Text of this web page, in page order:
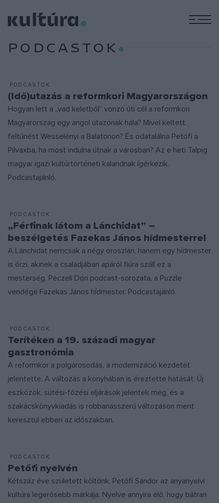
PODCASTOK
PODCASTOK
(Idő)utazás a reformkori Magyarországon
Hogyan lett a „vad keletből” vonzó úti cél a reformkori
Magyarország egy angol útazónak hála? Mivel keltett
feltűnést Wesselényi a Balatonon? És odatalálna Petőfi a
Pilvaxba, ha most indulna útnak a városban? Az e heti Talpig
magyar igazi kultúrtörténeti kalandnak ígérkezik.
Podcastajánló.
PODCASTOK
„Férfinak látom a Lánchidat” –
beszélgetés Fazekas János hídmesterrel
A Lánchidat nemcsak a négy oroszlán, hanem egy hídmester
is őrzi, akinek a családjában apáról fiúra száll ez a
mesterség. Péczeli Dóri podcast-sorozata, a Puzzle
vendége Fazekas János hídmester. Podcastajánló.
PODCASTOK
Terítéken a 19. századi magyar
gasztronómia
A reformkor a polgárosodás, a modernizáció kezdetét
jelentette. A változás a konyhában is éreztette hatását. Új
eszközök, sütési-főzési eljárások jelentek meg, és a
szakácskönyvkiadás is robbanásszerű változáson ment
keresztül ebben az időszakban.
PODCASTOK
Petőfi nyelvén
Kétszáz éve született költőnk, Petőfi Sándor az anyanyelvi
kultúra legerősebb márkája. Nyelve annyira élő, hogy bátran